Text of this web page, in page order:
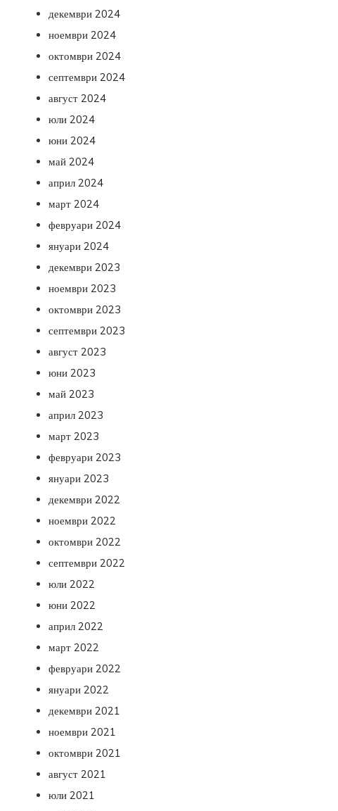
декември 2024
ноември 2024
октомври 2024
септември 2024
август 2024
юли 2024
юни 2024
май 2024
април 2024
март 2024
февруари 2024
януари 2024
декември 2023
ноември 2023
октомври 2023
септември 2023
август 2023
юни 2023
май 2023
април 2023
март 2023
февруари 2023
януари 2023
декември 2022
ноември 2022
октомври 2022
септември 2022
юли 2022
юни 2022
април 2022
март 2022
февруари 2022
януари 2022
декември 2021
ноември 2021
октомври 2021
август 2021
юли 2021